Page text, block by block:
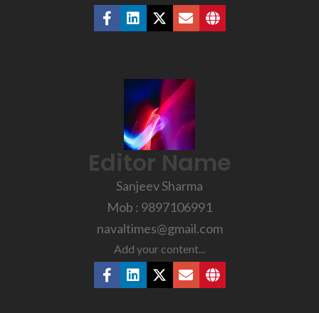
Editor Name
Sanjeev Sharma
Mob : 9897106991
navaltimes@gmail.com
Add your content...